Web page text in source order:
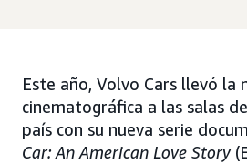
Este año, Volvo Cars llevó la
cinematográfica a las salas
país con su nueva serie
Car: An American Love Story